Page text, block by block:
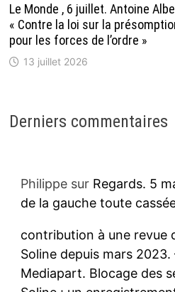
Le Monde , 6 juillet. Antoine
« Contre la loi sur la
pour les forces de l’ordre »
13 juillet 2026
Derniers commentaires
Philippesur Regards. 5
de la gauche toute
contribution à une revue
Soline depuis mars 2023.
Mediapart. Blocage des